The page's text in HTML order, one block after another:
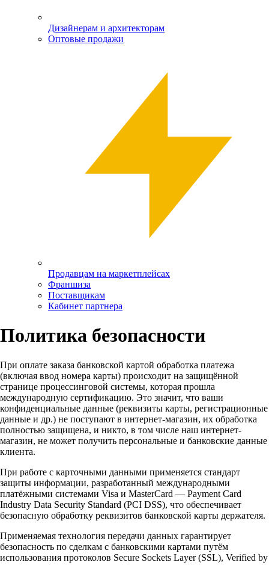
Дизайнерам и архитекторам
Оптовые продажи
Продавцам на маркетплейсах
Франшиза
Поставщикам
Кабинет партнера
Политика безопасности
При оплате заказа банковской картой обработка платежа
(включая ввод номера карты) происходит на защищённой
странице процессинговой системы, которая прошла
международную сертификацию. Это значит, что ваши
конфиденциальные данные (реквизиты карты, регистрационные
данные и др.) не поступают в интернет-магазин, их обработка
полностью защищена, и никто, в том числе наш интернет-
магазин, не может получить персональные и банковские данные
клиента.
При работе с карточными данными применяется стандарт
защиты информации, разработанный международными
платёжными системами Visa и MasterCard — Payment Card
Industry Data Security Standard (PCI DSS), что обеспечивает
безопасную обработку реквизитов банковской карты держателя.
Применяемая технология передачи данных гарантирует
безопасность по сделкам с банковскими картами путём
использования протоколов Secure Sockets Layer (SSL), Verified by